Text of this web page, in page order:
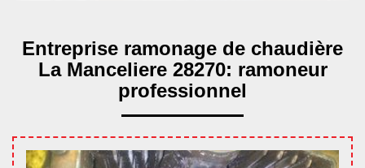
Entreprise ramonage de chaudière
La Manceliere 28270: ramoneur
professionnel